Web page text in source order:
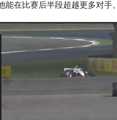
能在比赛后半段超越更多对手。